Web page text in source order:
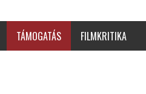
TÁMOGATÁS FILMKRITIKA